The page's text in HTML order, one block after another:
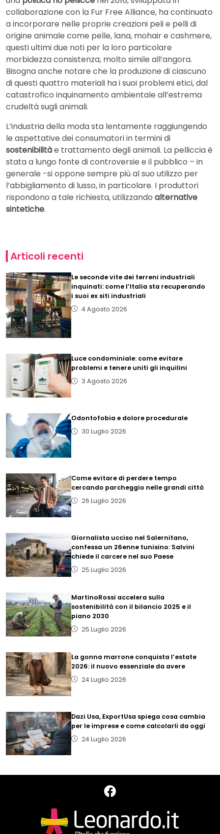
collaborazione con la Fur Free Alliance, ha continuato
a incorporare nelle proprie creazioni peli e pelli di
origine animale come pelle, lana, mohair e cashmere,
questi ultimi due noti per la loro particolare
morbidezza consistenza, molto simile all’angora.
Bisogna anche notare che la produzione di ciascuno
di questi quattro materiali ha i suoi problemi etici, dal
catastrofico inquinamento ambientale all’estrema
crudeltà sugli animali.
L’industria della moda sta lentamente raggiungendo
le aspettative dei consumatori in termini di
sostenibilitàe trattamento degli animali. La pelliccia è
stata a lungo fonte di controversie e il pubblico – in
generale -si oppone sempre più al suo utilizzo per
l’abbigliamento di lusso, in particolare. I produttori
rispondono a tale richiesta, utilizzando alternative
sintetiche.
Articoli recenti
Le seconde vite dei terreni industriali
inquinati: come l’Italia sta recuperando
i suoi ex siti industriali
4 Agosto 2026
Luce condominiale: come evitare
problemi e tenere uniti gli inquilini
3 Agosto 2026
Odontofobia e dolore procedurale
30 Luglio 2026
Come evitare di perdere tempo
cercando parcheggio nelle grandi città
26 Luglio 2026
Giornalista ucciso nel Salernitano,
confessa un 26enne tunisino: Salvini
chiede il carcere nel suo Paese
25 Luglio 2026
MartinoRossi accelera sulla
sostenibilità con il bilancio 2025 e il
piano 2030
25 Luglio 2026
La gonna marrone conquista l’estate
2026: il nuovo essenziale da avere
24 Luglio 2026
Dazi Usa, ExportUsa spiega cosa cambia
per le imprese e come calcolarli da oggi
24 Luglio 2026